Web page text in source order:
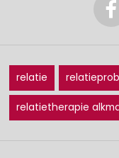
relatie
relatietherapie